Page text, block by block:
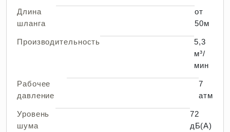
Длина
шланга
от
50м
Производительность
5,3
м³/
мин
Рабочее
давление
7
атм
Уровень
шума
72
дБ(А)